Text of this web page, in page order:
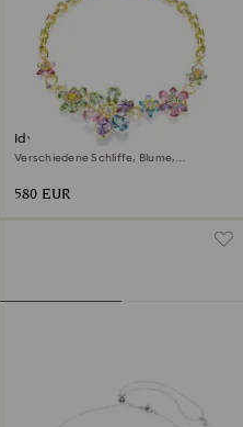
Idyllia Halskette
Verschiedene Schliffe, Blume,
580 EUR